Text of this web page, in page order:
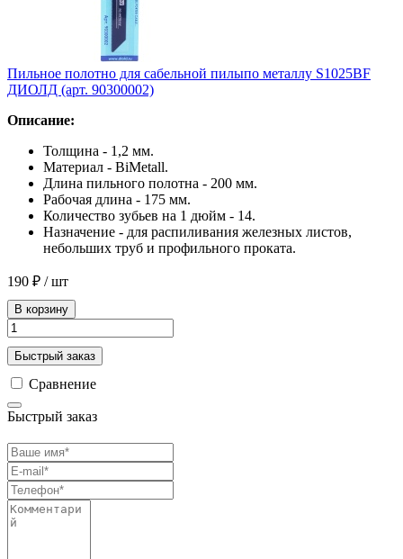
Пильное полотно для сабельной пилыпо металлу S1025BF
ДИОЛД (арт. 90300002)
Описание:
Толщина - 1,2 мм.
Материал - BiMetall.
Длина пильного полотна - 200 мм.
Рабочая длина - 175 мм.
Количество зубьев на 1 дюйм - 14.
Назначение - для распиливания железных листов,
небольших труб и профильного проката.
190 ₽ / шт
В корзину
Быстрый заказ
Сравнение
Быстрый заказ